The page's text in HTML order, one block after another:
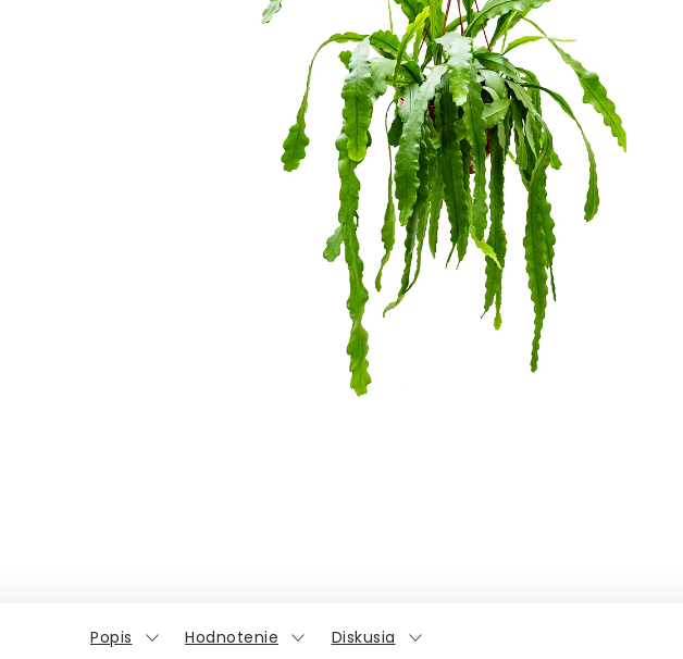
Popis Hodnotenie Diskusia